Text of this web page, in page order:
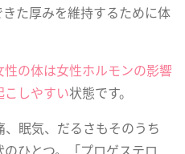
た厚みを維持するために体
の体は女性ホルモンの影響
しやすい状態です。
眠気、だるさもそのうち
ひとつ。「プロゲステロ